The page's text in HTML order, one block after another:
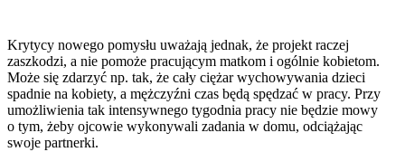
Krytycy nowego pomysłu uważają jednak, że projekt raczej
zaszkodzi, a nie pomoże pracującym matkom i ogólnie kobietom.
Może się zdarzyć np. tak, że cały ciężar wychowywania dzieci
spadnie na kobiety, a mężczyźni czas będą spędzać w pracy. Przy
umożliwienia tak intensywnego tygodnia pracy nie będzie mowy
o tym, żeby ojcowie wykonywali zadania w domu, odciążając
swoje partnerki.